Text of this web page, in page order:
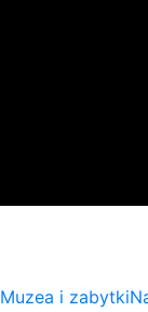
Muzea i zabytki